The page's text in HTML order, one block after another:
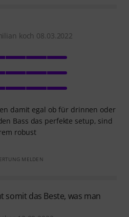
koch 08.03.2022
damit egal ob für drinnen oder
Bass das perfekte setup, sind
robust
MELDEN
somit das Beste, was man